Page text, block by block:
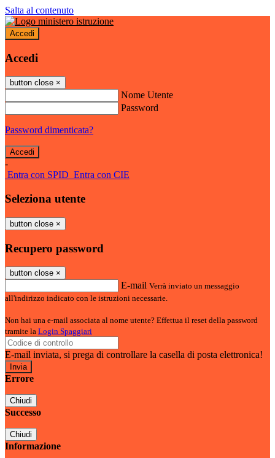
Salta al contenuto
Accedi
Accedi
button close ×
Nome Utente
Password
Password dimenticata?
-
Entra con SPID Entra con CIE
Seleziona utente
button close ×
Recupero password
button close ×
E-mail Verrà inviato un messaggio
all'indirizzo indicato con le istruzioni necessarie.
Non hai una e-mail associata al nome utente? Effettua il reset della password
tramite la Login Spaggiari
E-mail inviata, si prega di controllare la casella di posta elettronica!
Errore
Chiudi
Successo
Chiudi
Informazione